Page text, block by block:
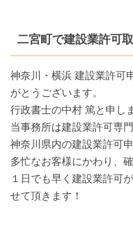
二宮町で建設業許可
神奈川・横浜 建設業許可
がとうございます。
行政書士の中村 篤と申し
当事務所は建設業許可専
神奈川県内の建設業許可
多忙なお客様にかわり、
１日でも早く建設業許可
せて頂きます！